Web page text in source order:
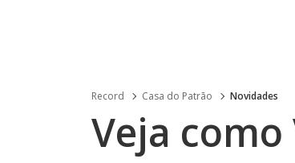
Record Casa do Patrão Novidades
Veja